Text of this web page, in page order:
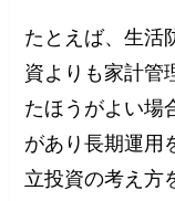
たとえば、生活
資よりも家計管
たほうがよい場
があり長期運用
立投資の考え方